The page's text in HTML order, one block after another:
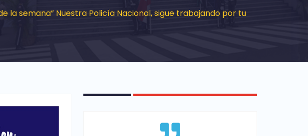
la semana” Nuestra Policía Nacional, sigue trabajando por tu